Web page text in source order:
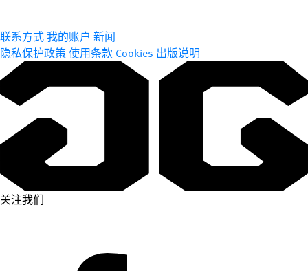
联系方式我的账户 新闻
隐私保护政策使用条款 Cookies 出版说明
关注我们